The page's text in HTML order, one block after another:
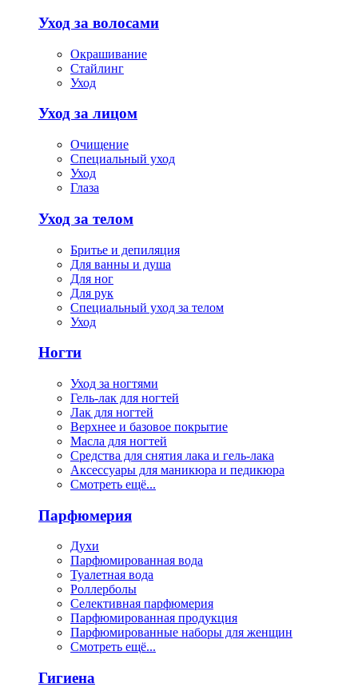
Уход за волосами
Окрашивание
Стайлинг
Уход
Уход за лицом
Очищение
Специальный уход
Уход
Глаза
Уход за телом
Бритье и депиляция
Для ванны и душа
Для ног
Для рук
Специальный уход за телом
Уход
Ногти
Уход за ногтями
Гель-лак для ногтей
Лак для ногтей
Верхнее и базовое покрытие
Масла для ногтей
Средства для снятия лака и гель-лака
Аксессуары для маникюра и педикюра
Смотреть ещё...
Парфюмерия
Духи
Парфюмированная вода
Туалетная вода
Роллерболы
Селективная парфюмерия
Парфюмированная продукция
Парфюмированные наборы для женщин
Смотреть ещё...
Гигиена